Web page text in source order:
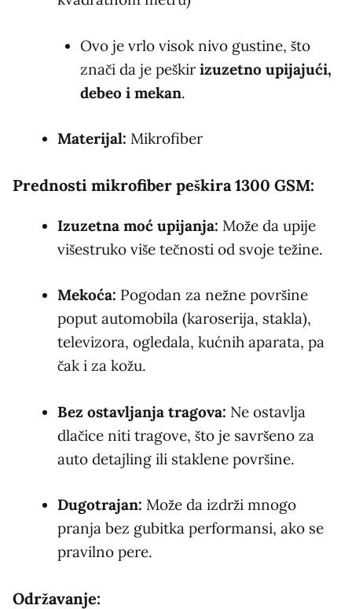
Ovo je vrlo visok nivo gustine, što
znači da je peškir izuzetno upijajući,
debeo i mekan.
Materijal: Mikrofiber
Prednosti mikrofiber peškira 1300 GSM:
Izuzetna moć upijanja: Može da upije
višestruko više tečnosti od svoje težine.
Mekoća: Pogodan za nežne površine
poput automobila (karoserija, stakla),
televizora, ogledala, kućnih aparata, pa
čak i za kožu.
Bez ostavljanja tragova: Ne ostavlja
dlačice niti tragove, što je savršeno za
auto detajling ili staklene površine.
Dugotrajan: Može da izdrži mnogo
pranja bez gubitka performansi, ako se
pravilno pere.
Održavanje: